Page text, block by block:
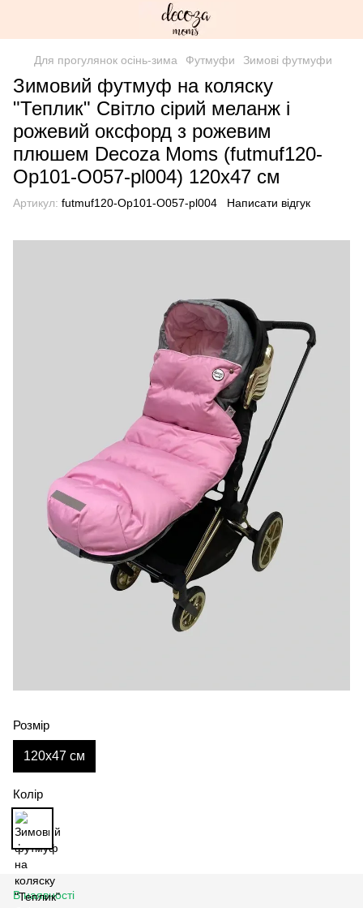
Для прогулянок осінь-зима Футмуфи Зимові футмуфи
Зимовий футмуф на коляску
"Теплик" Світло сірий меланж і
рожевий оксфорд з рожевим
плюшем Decoza Moms (futmuf120-
Op101-О057-pl004) 120х47 см
Артикул: futmuf120-Op101-О057-pl004 Написати відгук
Розмір
120х47 см
Колір
В наявності